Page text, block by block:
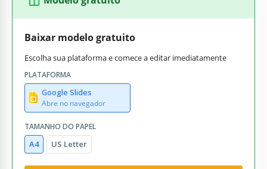
Baixar modelo gratuito
Escolha sua plataforma e comece a editar imediatamente
PLATAFORMA
Google Slides
Abre no navegador
TAMANHO DO PAPEL
A4 US Letter